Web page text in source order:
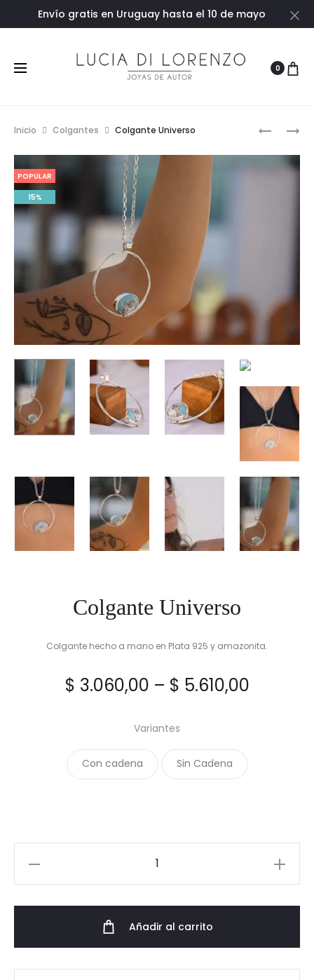
Envío gratis en Uruguay hasta el 10 de mayo
0
AROS
PERLA
Inicio Colgantes Colgante Universo
POPULAR
15%
Colgante Universo
Colgante hecho a mano en Plata 925 y amazonita.
$ 3.060,00 – $ 5.610,00
Variantes
Con cadena Sin Cadena
Añadir al carrito